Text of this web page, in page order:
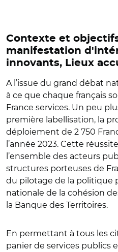
Contexte et
manifestation
innovants, Lieux
A l’issue du grand débat
à ce que chaque français
France services. Un peu
première labellisation, la
déploiement de 2 750
l’année 2023. Cette
l’ensemble des acteurs
structures porteuses de
du pilotage de la politique
nationale de la cohésion
la Banque des Territoires.
En permettant à tous les
panier de services publics